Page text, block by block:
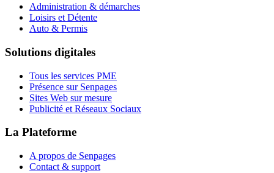
Administration & démarches
Loisirs et Détente
Auto & Permis
Solutions digitales
Tous les services PME
Présence sur Senpages
Sites Web sur mesure
Publicité et Réseaux Sociaux
La Plateforme
A propos de Senpages
Contact & support